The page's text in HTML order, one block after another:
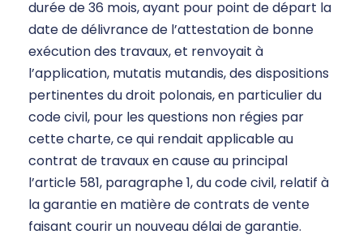
durée de 36 mois, ayant pour point de départ la
date de délivrance de l’attestation de bonne
exécution des travaux, et renvoyait à
l’application, mutatis mutandis, des dispositions
pertinentes du droit polonais, en particulier du
code civil, pour les questions non régies par
cette charte, ce qui rendait applicable au
contrat de travaux en cause au principal
l’article 581, paragraphe 1, du code civil, relatif à
la garantie en matière de contrats de vente
faisant courir un nouveau délai de garantie.